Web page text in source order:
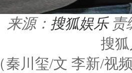
来源： 搜狐娱乐 责
搜
秦川玺/文 李新/视